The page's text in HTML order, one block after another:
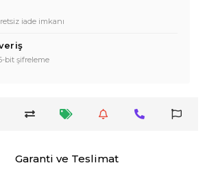
iade imkanı
bit şifreleme
Garanti ve Teslimat